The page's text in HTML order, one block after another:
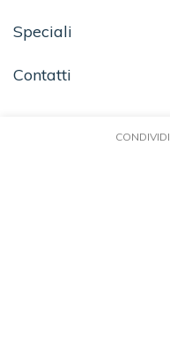
CONDIVIDI
Speciali
Contatti